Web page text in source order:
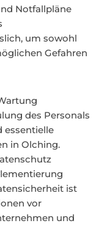
Notfallpläne
um sowohl
Gefahren
des Personals
essentielle
in Olching.
ist
vor
und